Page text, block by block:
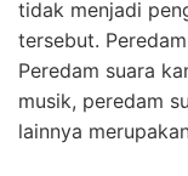
tidak menjadi
tersebut.
Peredam suara
musik, peredam
lainnya